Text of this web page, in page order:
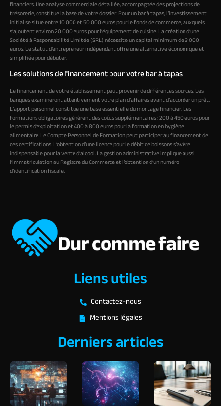
financiers. Une analyse commerciale détaillée, accompagnée des projections de
trésorerie, constitue la base de votre dossier. Pour un bar à tapas, l’investissement
initial se situe entre 10 000 et 50 000 euros pour le fonds de commerce, auxquels
s’ajoutent environ 20 000 euros pour l’équipement de cuisine. La création d’une
Société à Responsabilité Limitée (SRL) nécessite un capital minimum de 3 000
euros. Le statut d’entrepreneur indépendant offre une alternative économique et
simplifiée pour débuter.
Les solutions de financement pour votre bar à tapas
Le financement de votre établissement peut provenir de différentes sources. Les
banques examineront attentivement votre plan d’affaires avant d’accorder un prêt.
L’apport personnel constitue une base essentielle du montage financier. Les
formations obligatoires génèrent des coûts supplémentaires : 200 à 450 euros pour
le permis d’exploitation et 400 à 800 euros pour la formation en hygiène
alimentaire. Le Compte Personnel de Formation peut participer au financement de
ces certifications. L’obtention d’une licence pour le débit de boissons s’avère
indispensable pour la vente d’alcool. La gestion administrative implique aussi
l’immatriculation au Registre du Commerce et l’obtention d’un numéro
d’identification fiscale.
Liens utiles
Contactez-nous
Mentions légales
Derniers articles